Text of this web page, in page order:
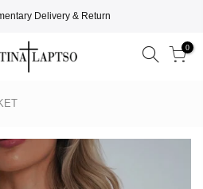
Delivery & Return
0